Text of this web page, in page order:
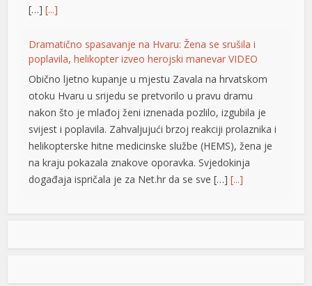
[…][...]
Dramatično spasavanje na Hvaru: Žena se srušila i
poplavila, helikopter izveo herojski manevar VIDEO
Obično ljetno kupanje u mjestu Zavala na hrvatskom
otoku Hvaru u srijedu se pretvorilo u pravu dramu
nakon što je mlađoj ženi iznenada pozlilo, izgubila je
svijest i poplavila. Zahvaljujući brzoj reakciji prolaznika i
helikopterske hitne medicinske službe (HEMS), žena je
na kraju pokazala znakove oporavka. Svjedokinja
događaja ispričala je za Net.hr da se sve […][...]
Vučić: Ljudi razumiju koliko je neko uspješan i dobar ako
Predsjednik Srbije Aleksdandar Vučić izjavio
nadležne službe BiH pratile njegovu